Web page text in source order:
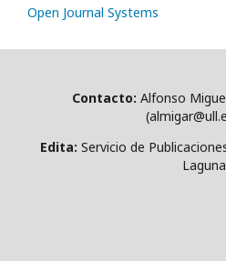
Open Journal Systems
Contacto: Alfonso
Edita: Servicio de
Laguna